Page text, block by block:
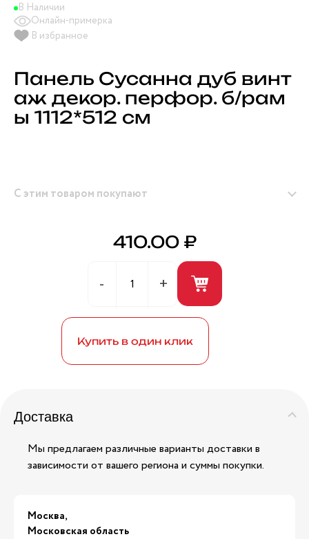
В Наличии
Онлайн-примерка
В избранное
Панель Сусанна дуб винт
аж декор. перфор. б/рам
ы 1112*512 см
С этим товаром покупают
Герметик универсальный (белый) 280мл ANDRE
BROS
410.00 ₽
Купить в один клик
Доставка
Мы предлагаем различные варианты доставки в
зависимости от вашего региона и суммы покупки.
Москва,
Московская область